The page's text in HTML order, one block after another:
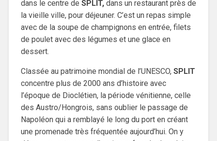
dans le centre de SPLIT,dans un restaurant près de
la vieille ville, pour déjeuner. C’est un repas simple
avec de la soupe de champignons en entrée, filets
de poulet avec des légumes et une glace en
dessert.
Classée au patrimoine mondial de l’UNESCO, SPLIT
concentre plus de 2000 ans d’histoire avec
l’époque de Dioclétien, la période vénitienne, celle
des Austro/Hongrois, sans oublier le passage de
Napoléon qui a remblayé le long du port en créant
une promenade très fréquentée aujourd’hui. On y